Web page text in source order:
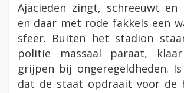
Ajacieden zingt, schreeuwt
en daar met rode fakkels een
sfeer. Buiten het stadion
politie massaal paraat,
grijpen bij ongeregeldheden.
dat de staat opdraait voor de